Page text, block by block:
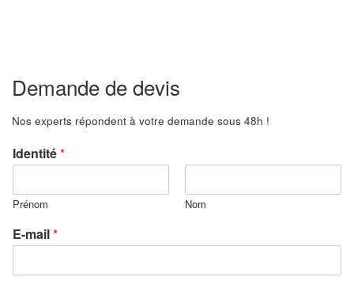
Demande de devis
Nos experts répondent à votre demande sous 48h !
Identité*
Prénom Nom
E-mail*